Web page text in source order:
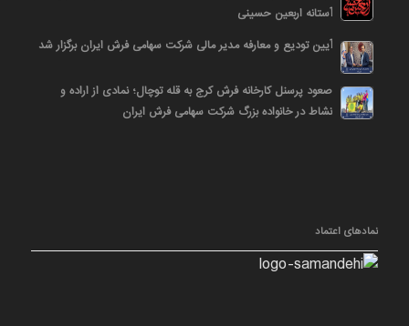
آستانه اربعین حسینی
آیین تودیع و معارفه مدیر مالی شرکت سهامی فرش ایران برگزار شد
صعود پرسنل کارخانه فرش کرج به قله توچال؛ نمادی از اراده و
نشاط در خانواده بزرگ شرکت سهامی فرش ایران
نمادهای اعتماد